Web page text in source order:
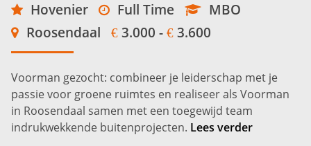
Hovenier Full Time
MBO
Roosendaal
€ 3.000 - € 3.600
Voorman gezocht: combineer je leiderschap met je
passie voor groene ruimtes en realiseer als Voorman
in Roosendaal samen met een toegewijd team
indrukwekkende buitenprojecten. Lees verder